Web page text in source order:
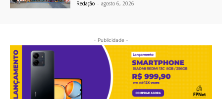
Redação - agosto 6, 2026
- Publicidade -